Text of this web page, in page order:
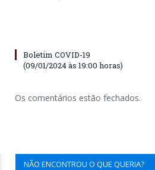
Boletim COVID-19
(09/01/2024 às 19:00 horas)
Os comentários estão fechados.
NÃO ENCONTROU O QUE QUERIA?